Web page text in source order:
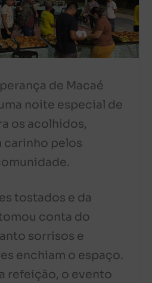
de Macaé
noite especial de
os acolhidos,
carinho pelos
tostados e da
conta do
sorrisos e
enchiam o espaço.
refeição, o evento